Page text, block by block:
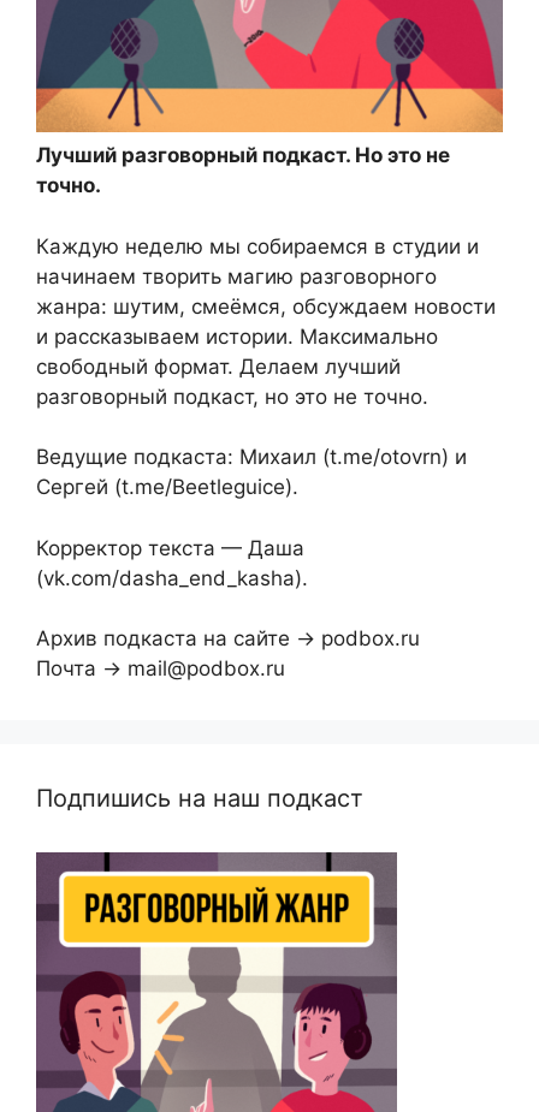
Лучший разговорный подкаст. Но это не
точно.
Каждую неделю мы собираемся в студии и
начинаем творить магию разговорного
жанра: шутим, смеёмся, обсуждаем новости
и рассказываем истории. Максимально
свободный формат. Делаем лучший
разговорный подкаст, но это не точно.
Ведущие подкаста: Михаил (t.me/otovrn) и
Сергей (t.me/Beetleguice).
Корректор текста — Даша
(vk.com/dasha_end_kasha).
Архив подкаста на сайте → podbox.ru
Почта → mail@podbox.ru
Подпишись на наш подкаст